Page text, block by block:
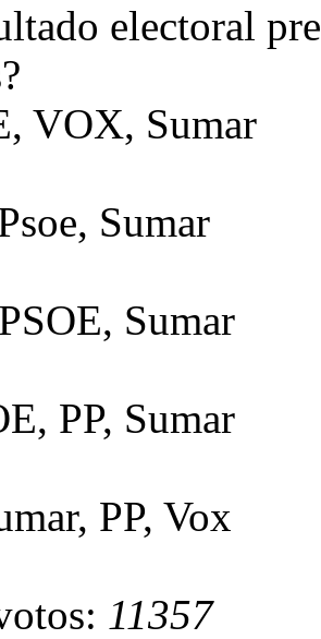
electoral
VOX, Sumar
Sumar
Sumar
PP, Sumar
PP, Vox
11357